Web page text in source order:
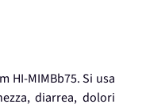
MIMBb75. Si usa
diarrea, dolori